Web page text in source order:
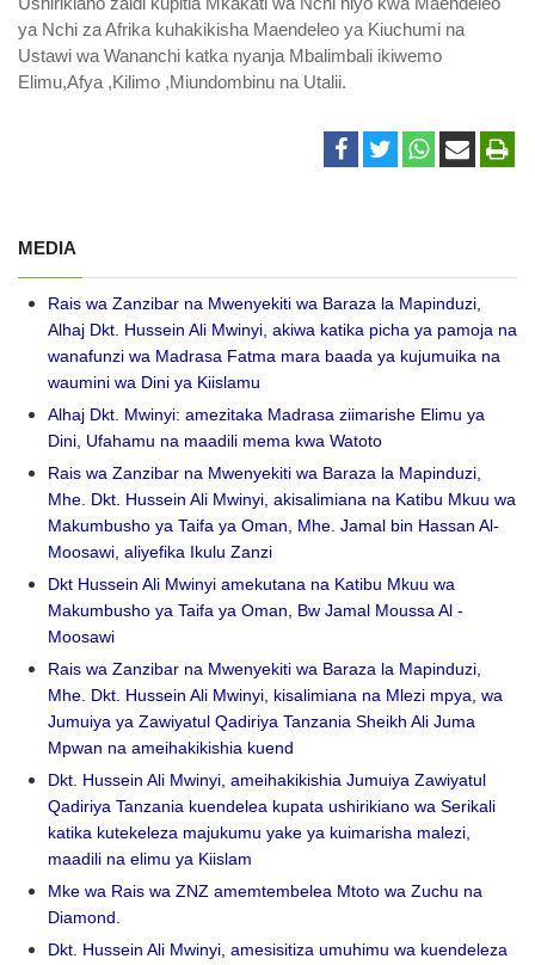
ya Nchi za Afrika kuhakikisha Maendeleo ya Kiuchumi na
Ustawi wa Wananchi katka nyanja Mbalimbali ikiwemo
Elimu,Afya ,Kilimo ,Miundombinu na Utalii.
MEDIA
Rais wa Zanzibar na Mwenyekiti wa Baraza la Mapinduzi,
Alhaj Dkt. Hussein Ali Mwinyi, akiwa katika picha ya pamoja na
wanafunzi wa Madrasa Fatma mara baada ya kujumuika na
waumini wa Dini ya Kiislamu
Alhaj Dkt. Mwinyi: amezitaka Madrasa ziimarishe Elimu ya
Dini, Ufahamu na maadili mema kwa Watoto
Rais wa Zanzibar na Mwenyekiti wa Baraza la Mapinduzi,
Mhe. Dkt. Hussein Ali Mwinyi, akisalimiana na Katibu Mkuu wa
Makumbusho ya Taifa ya Oman, Mhe. Jamal bin Hassan Al-
Moosawi, aliyefika Ikulu Zanzi
Dkt Hussein Ali Mwinyi amekutana na Katibu Mkuu wa
Makumbusho ya Taifa ya Oman, Bw Jamal Moussa Al -
Moosawi
Rais wa Zanzibar na Mwenyekiti wa Baraza la Mapinduzi,
Mhe. Dkt. Hussein Ali Mwinyi, kisalimiana na Mlezi mpya, wa
Jumuiya ya Zawiyatul Qadiriya Tanzania Sheikh Ali Juma
Mpwan na ameihakikishia kuend
Dkt. Hussein Ali Mwinyi, ameihakikishia Jumuiya Zawiyatul
Qadiriya Tanzania kuendelea kupata ushirikiano wa Serikali
katika kutekeleza majukumu yake ya kuimarisha malezi,
maadili na elimu ya Kiislam
Mke wa Rais wa ZNZ amemtembelea Mtoto wa Zuchu na
Diamond.
Dkt. Hussein Ali Mwinyi, amesisitiza umuhimu wa kuendeleza